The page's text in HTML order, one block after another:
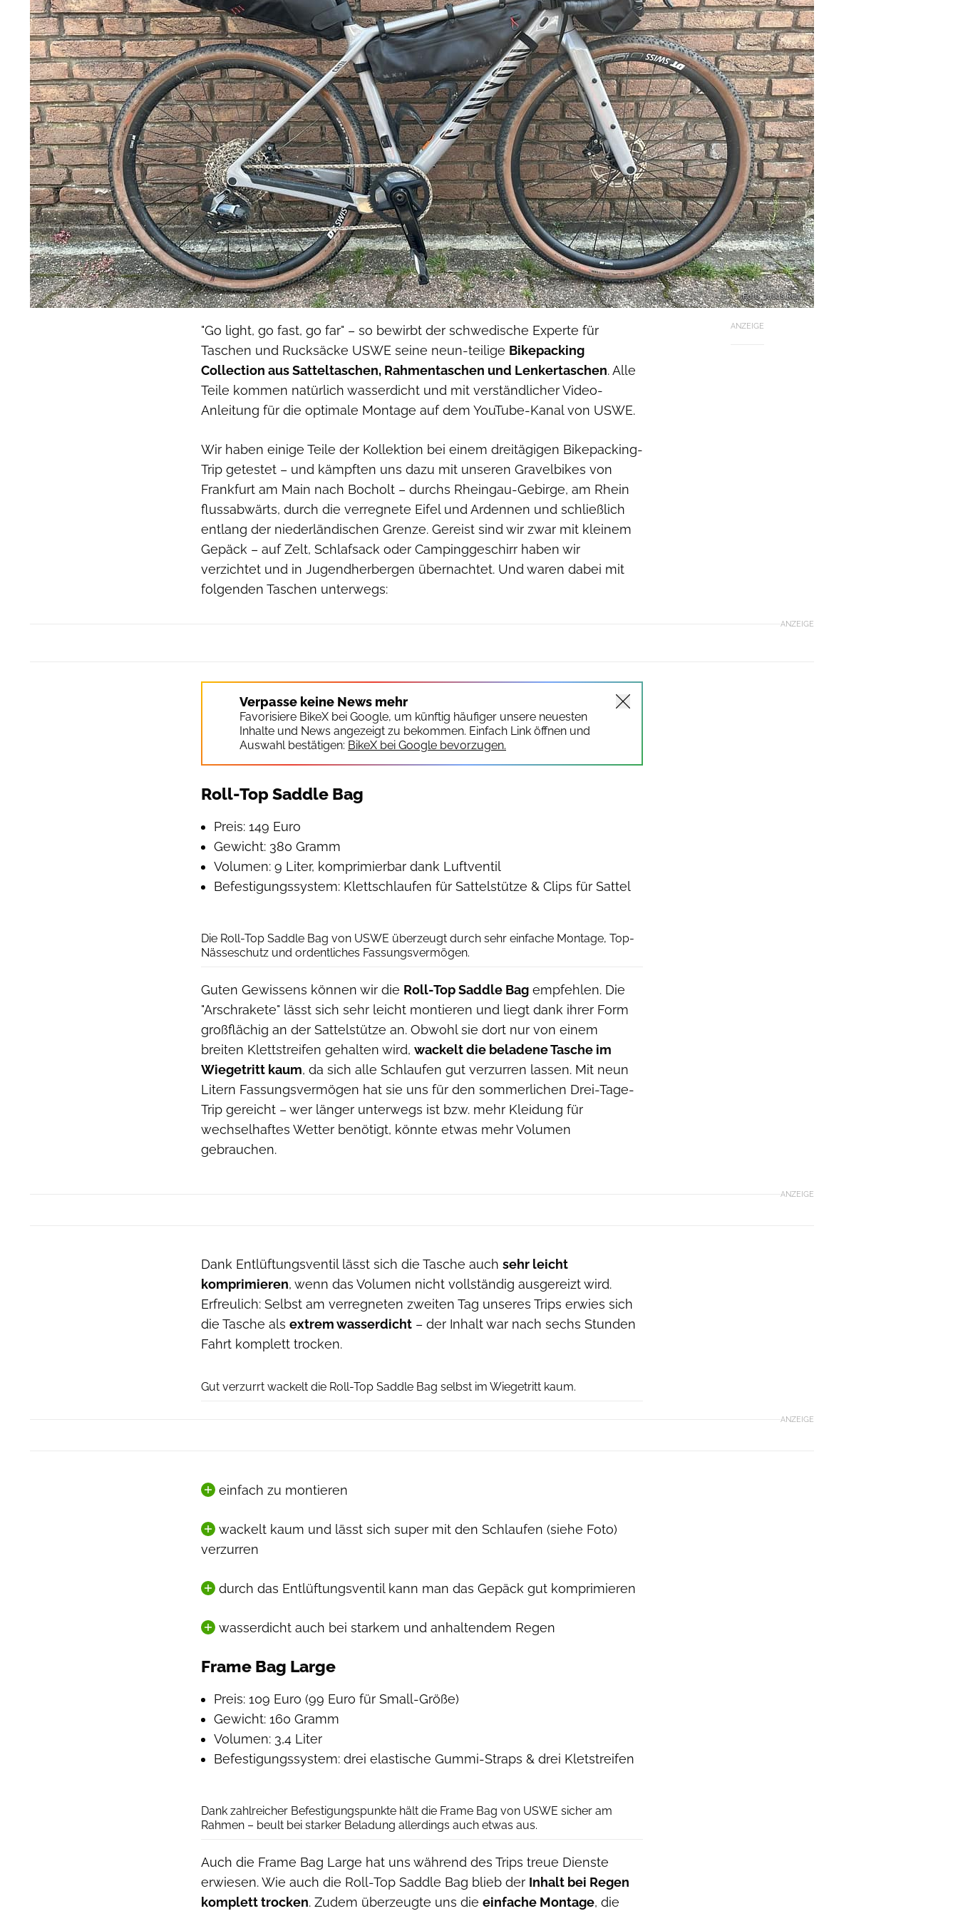
Foto: Julius Reiff
ANZEIGE
"Go light, go fast, go far" – so bewirbt der schwedische Experte für
Taschen und Rucksäcke USWE seine neun-teilige Bikepacking
Collection aus Satteltaschen, Rahmentaschen und Lenkertaschen. Alle
Teile kommen natürlich wasserdicht und mit verständlicher Video-
Anleitung für die optimale Montage auf dem YouTube-Kanal von USWE.
Wir haben einige Teile der Kollektion bei einem dreitägigen Bikepacking-
Trip getestet – und kämpften uns dazu mit unseren Gravelbikes von
Frankfurt am Main nach Bocholt – durchs Rheingau-Gebirge, am Rhein
flussabwärts, durch die verregnete Eifel und Ardennen und schließlich
entlang der niederländischen Grenze. Gereist sind wir zwar mit kleinem
Gepäck – auf Zelt, Schlafsack oder Campinggeschirr haben wir
verzichtet und in Jugendherbergen übernachtet. Und waren dabei mit
folgenden Taschen unterwegs:
ANZEIGE
Verpasse keine News mehr
Favorisiere BikeX bei Google, um künftig häufiger unsere neuesten
Inhalte und News angezeigt zu bekommen. Einfach Link öffnen und
Auswahl bestätigen: BikeX bei Google bevorzugen.
Roll-Top Saddle Bag
Preis: 149 Euro
Gewicht: 380 Gramm
Volumen: 9 Liter, komprimierbar dank Luftventil
Befestigungssystem: Klettschlaufen für Sattelstütze & Clips für Sattel
Die Roll-Top Saddle Bag von USWE überzeugt durch sehr einfache Montage, Top-
Nässeschutz und ordentliches Fassungsvermögen.
Guten Gewissens können wir die Roll-Top Saddle Bag empfehlen. Die
"Arschrakete" lässt sich sehr leicht montieren und liegt dank ihrer Form
großflächig an der Sattelstütze an. Obwohl sie dort nur von einem
breiten Klettstreifen gehalten wird, wackelt die beladene Tasche im
Wiegetritt kaum, da sich alle Schlaufen gut verzurren lassen. Mit neun
Litern Fassungsvermögen hat sie uns für den sommerlichen Drei-Tage-
Trip gereicht – wer länger unterwegs ist bzw. mehr Kleidung für
wechselhaftes Wetter benötigt, könnte etwas mehr Volumen
gebrauchen.
ANZEIGE
Dank Entlüftungsventil lässt sich die Tasche auch sehr leicht
komprimieren, wenn das Volumen nicht vollständig ausgereizt wird.
Erfreulich: Selbst am verregneten zweiten Tag unseres Trips erwies sich
die Tasche als extrem wasserdicht – der Inhalt war nach sechs Stunden
Fahrt komplett trocken.
Gut verzurrt wackelt die Roll-Top Saddle Bag selbst im Wiegetritt kaum.
ANZEIGE
einfach zu montieren
wackelt kaum und lässt sich super mit den Schlaufen (siehe Foto)
verzurren
durch das Entlüftungsventil kann man das Gepäck gut komprimieren
wasserdicht auch bei starkem und anhaltendem Regen
Frame Bag Large
Preis: 109 Euro (99 Euro für Small-Größe)
Gewicht: 160 Gramm
Volumen: 3,4 Liter
Befestigungssystem: drei elastische Gummi-Straps & drei Kletstreifen
Dank zahlreicher Befestigungspunkte hält die Frame Bag von USWE sicher am
Rahmen – beult bei starker Beladung allerdings auch etwas aus.
Auch die Frame Bag Large hat uns während des Trips treue Dienste
erwiesen. Wie auch die Roll-Top Saddle Bag blieb der Inhalt bei Regen
komplett trocken. Zudem überzeugte uns die einfache Montage, die